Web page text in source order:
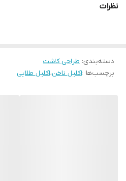
ظرف آن ببرید تا تمامی سطح آن کاملا
نظرات
دسته‌بندی: طراحی کاشت
برچسب‌ها :اکلیل ناخن،اکلیل طلایی